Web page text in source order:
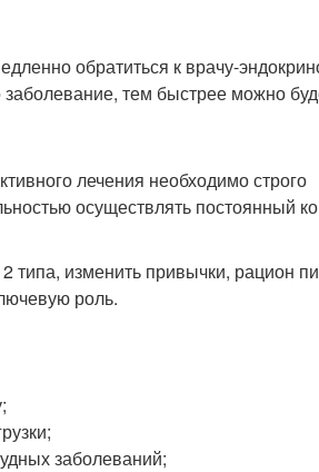
обратиться к врачу-
тем быстрее можно
лечения необходимо строго
осуществлять постоянный
изменить привычки, рацион
роль.
заболеваний;